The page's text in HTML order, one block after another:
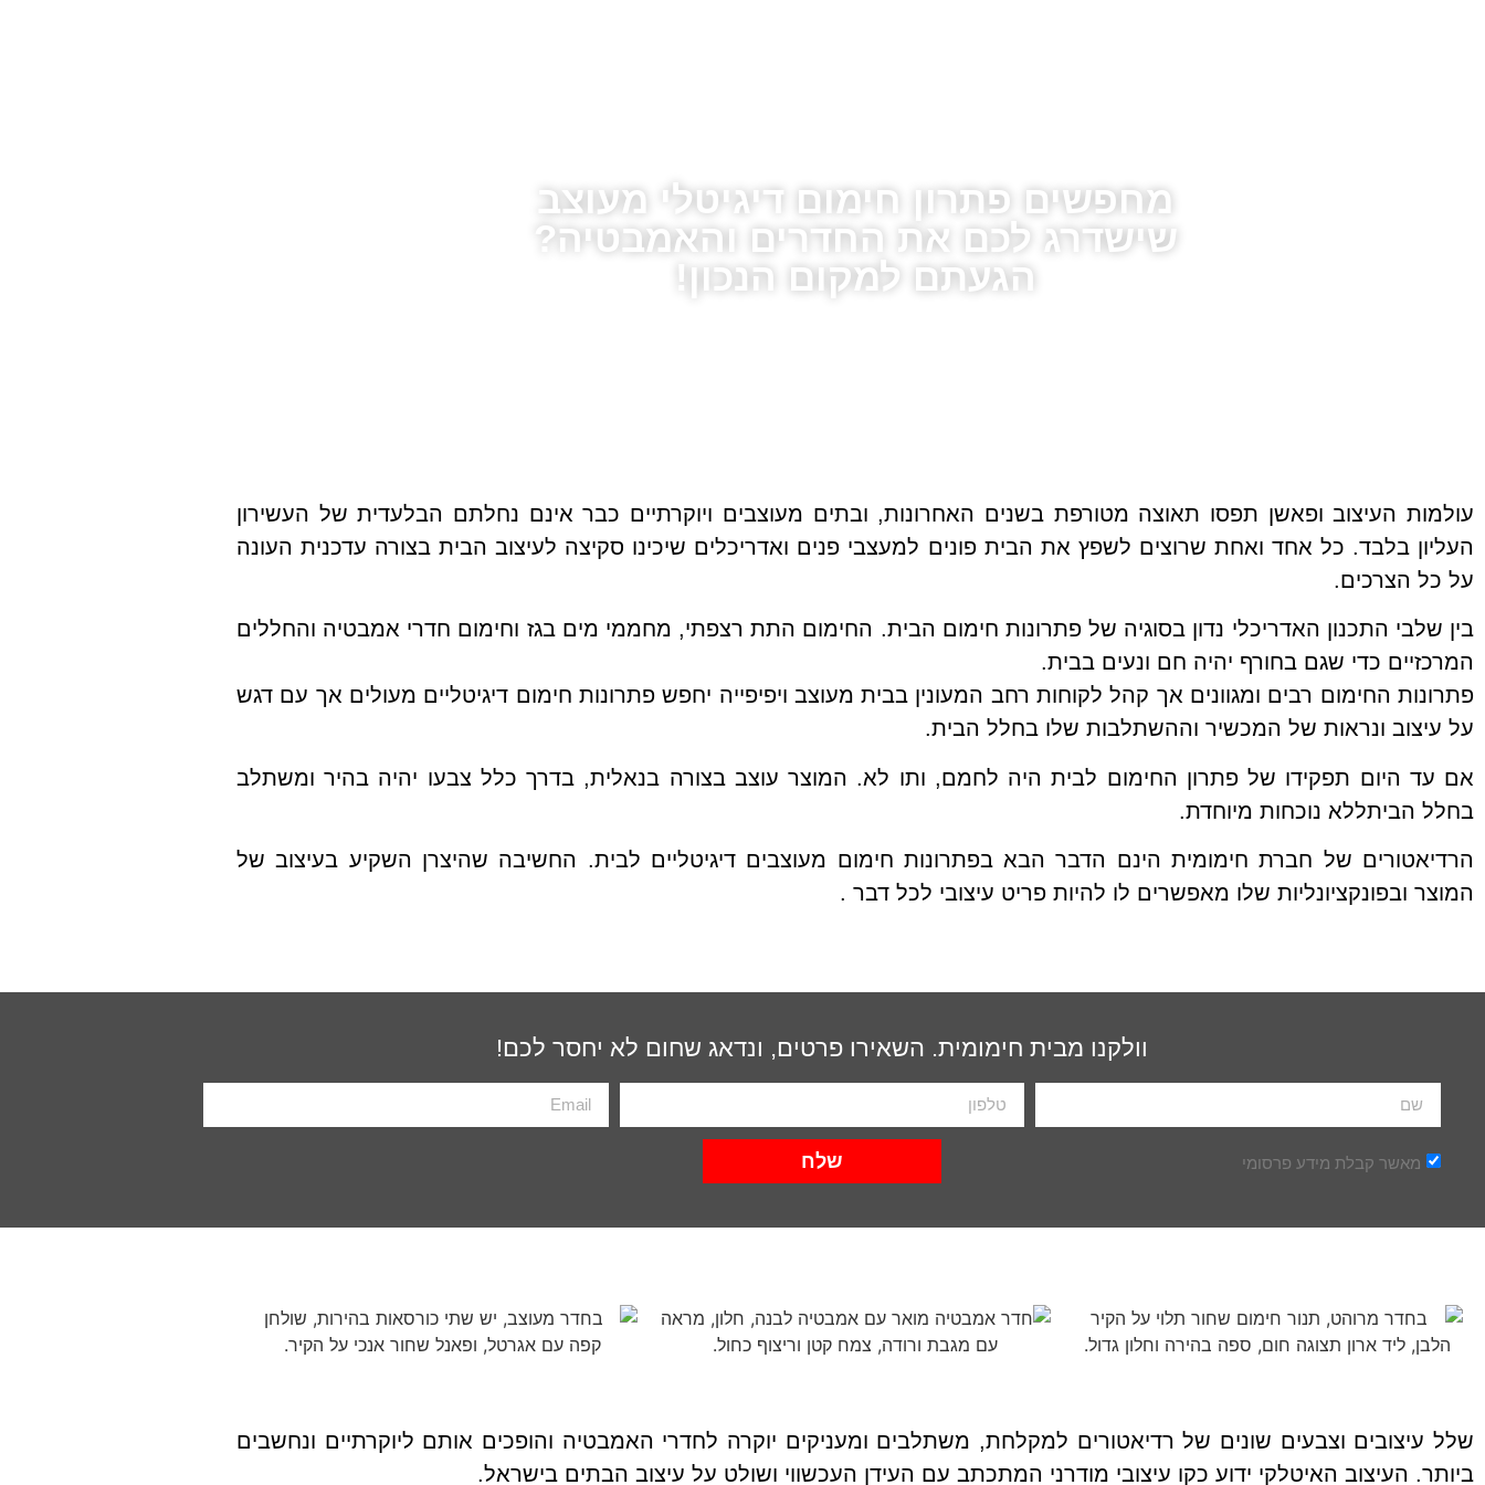
מחפשים פתרון חימום דיגיטלי מעוצב
שישדרג לכם את החדרים והאמבטיה?
הגעתם למקום הנכון!
עולמות העיצוב ופאשן תפסו תאוצה מטורפת בשנים האחרונות, ובתים מעוצבים ויוקרתיים כבר אינם נחלתם הבלעדית של העשירון
העליון בלבד. כל אחד ואחת שרוצים לשפץ את הבית פונים למעצבי פנים ואדריכלים שיכינו סקיצה לעיצוב הבית בצורה עדכנית העונה
על כל הצרכים.
בין שלבי התכנון האדריכלי נדון בסוגיה של פתרונות חימום הבית. החימום התת רצפתי, מחממי מים בגז וחימום חדרי אמבטיה והחללים
המרכזיים כדי שגם בחורף יהיה חם ונעים בבית.
פתרונות החימום רבים ומגוונים אך קהל לקוחות רחב המעונין בבית מעוצב ויפיפייה יחפש פתרונות חימום דיגיטליים מעולים אך עם דגש
על עיצוב ונראות של המכשיר וההשתלבות שלו בחלל הבית.
אם עד היום תפקידו של פתרון החימום לבית היה לחמם, ותו לא. המוצר עוצב בצורה בנאלית, בדרך כלל צבעו יהיה בהיר ומשתלב
בחלל הביתללא נוכחות מיוחדת.
הרדיאטורים של חברת חימומית הינם הדבר הבא בפתרונות חימום מעוצבים דיגיטליים לבית. החשיבה שהיצרן השקיע בעיצוב של
המוצר ובפונקציונליות שלו מאפשרים לו להיות פריט עיצובי לכל דבר .
וולקנו מבית חימומית. השאירו פרטים, ונדאג שחום לא יחסר לכם!
מאשר קבלת מידע פרסומי שלח
שלל עיצובים וצבעים שונים של רדיאטורים למקלחת, משתלבים ומעניקים יוקרה לחדרי האמבטיה והופכים אותם ליוקרתיים ונחשבים
ביותר. העיצוב האיטלקי ידוע כקו עיצובי מודרני המתכתב עם העידן העכשווי ושולט על עיצוב הבתים בישראל.